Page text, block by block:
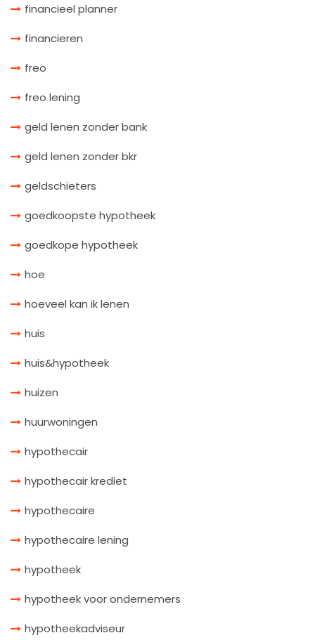
financieel planner
financieren
freo
freo lening
geld lenen zonder bank
geld lenen zonder bkr
geldschieters
goedkoopste hypotheek
goedkope hypotheek
hoe
hoeveel kan ik lenen
huis
huis&hypotheek
huizen
huurwoningen
hypothecair
hypothecair krediet
hypothecaire
hypothecaire lening
hypotheek
hypotheek voor ondernemers
hypotheekadviseur